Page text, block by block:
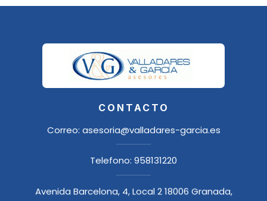
CONTACTO
Correo: asesoria@valladares-garcia.es
Telefono: 958131220
Avenida Barcelona, 4, Local 2 18006 Granada,